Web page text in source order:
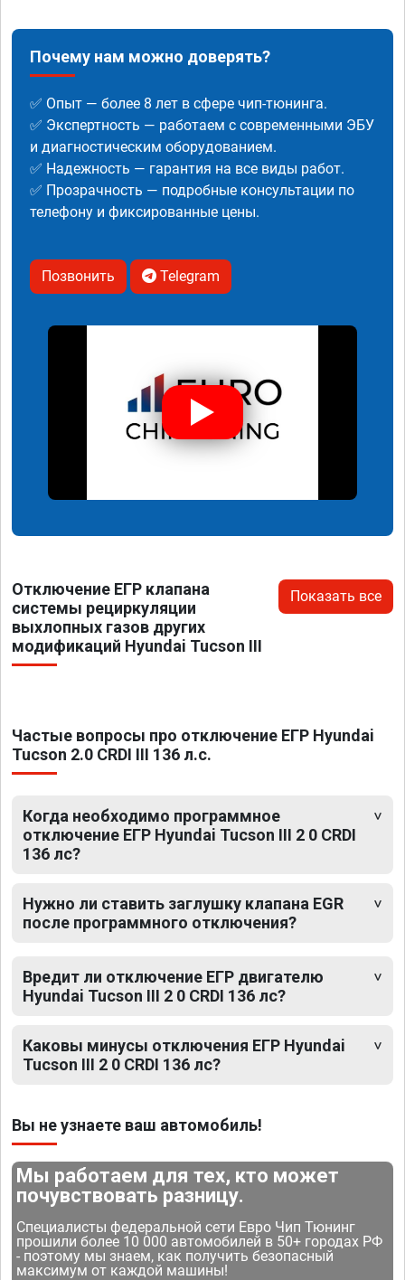
Почему нам можно доверять?
✅ Опыт — более 8 лет в сфере чип-тюнинга.
✅ Экспертность — работаем с современными ЭБУ
и диагностическим оборудованием.
✅ Надежность — гарантия на все виды работ.
✅ Прозрачность — подробные консультации по
телефону и фиксированные цены.
Позвонить Telegram
Отключение ЕГР клапана
системы рециркуляции
выхлопных газов других
модификаций Hyundai Tucson III
Показать все
Частые вопросы про отключение ЕГР Hyundai
Tucson 2.0 CRDI III 136 л.с.
Когда необходимо программное
отключение ЕГР Hyundai Tucson III 2 0 CRDI
136 лс?
Нужно ли ставить заглушку клапана EGR
после программного отключения?
Вредит ли отключение ЕГР двигателю
Hyundai Tucson III 2 0 CRDI 136 лс?
Каковы минусы отключения ЕГР Hyundai
Tucson III 2 0 CRDI 136 лс?
Вы не узнаете ваш автомобиль!
Мы работаем для тех, кто может
почувствовать разницу.
Специалисты федеральной сети Евро Чип Тюнинг
прошили более 10 000 автомобилей в 50+ городах РФ
- поэтому мы знаем, как получить безопасный
максимум от каждой машины!